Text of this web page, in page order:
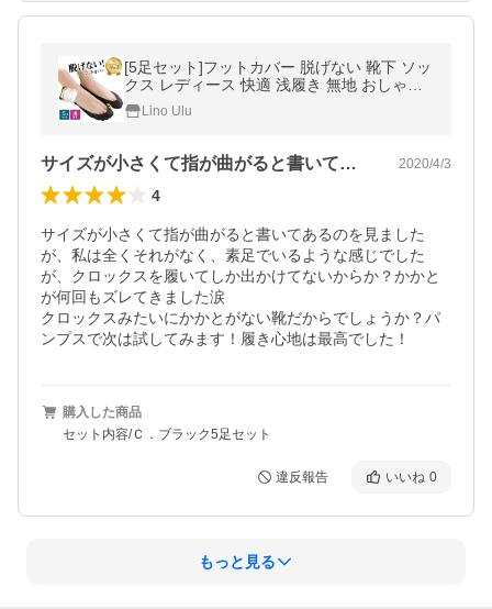
[5足セット]フットカバー 脱げない 靴下 ソッ
クス レディース 快適 浅履き 無地 おしゃれ
リノウルフット
Lino Ulu
サイズが小さくて指が曲がると書いてある… 2020/4/3
4
サイズが小さくて指が曲がると書いてあるのを見ました
が、私は全くそれがなく、素足でいるような感じでした
が、クロックスを履いてしか出かけてないからか？かかと
が何回もズレてきました涙
クロックスみたいにかかとがない靴だからでしょうか？パ
ンプスで次は試してみます！履き心地は最高でした！
購入した商品
セット内容/Ｃ．ブラック5足セット
違反報告 いいね 0
もっと見る